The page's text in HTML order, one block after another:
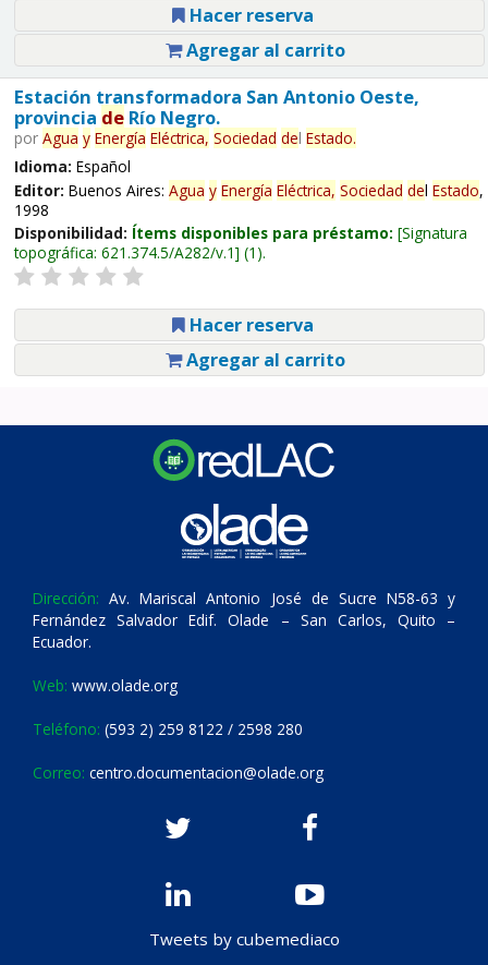
Hacer reserva
Agregar al carrito
Estación transformadora San Antonio Oeste,
provincia deRío Negro.
por Agua y Energía Eléctrica, Sociedad del Estado.
Idioma: Español
Editor: Buenos Aires: Agua y Energía Eléctrica, Sociedad del Estado,
1998
Disponibilidad: Ítems disponibles para préstamo: Signatura
topográfica: 621.374.5/A282/v.1 (1).
Hacer reserva
Agregar al carrito
Dirección: Av. Mariscal Antonio José de Sucre N58-63 y
Fernández Salvador Edif. Olade – San Carlos, Quito –
Ecuador.
Web: www.olade.org
Teléfono: (593 2) 259 8122 / 2598 280
Correo: centro.documentacion@olade.org
Tweets by cubemediaco